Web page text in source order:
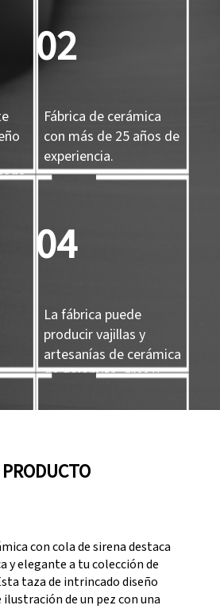
02
Fábrica de cerámica
con más de 25 años de
experiencia.
04
La fábrica puede
producir vajillas y
artesanías de cerámica
de dolomita, gres y
de
(Walmart), FAMA
(Disney), UNIVERSAL y
TARGET
con cola de sirena destaca
y elegante a tu colección de
taza de intrincado diseño
de un pez con una